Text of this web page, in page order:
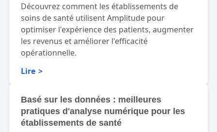
Découvrez comment les établissements de
soins de santé utilisent Amplitude pour
optimiser l'expérience des patients, augmenter
les revenus et améliorer l'efficacité
opérationnelle.
Lire
Basé sur les données : meilleures
pratiques d'analyse numérique pour les
établissements de santé